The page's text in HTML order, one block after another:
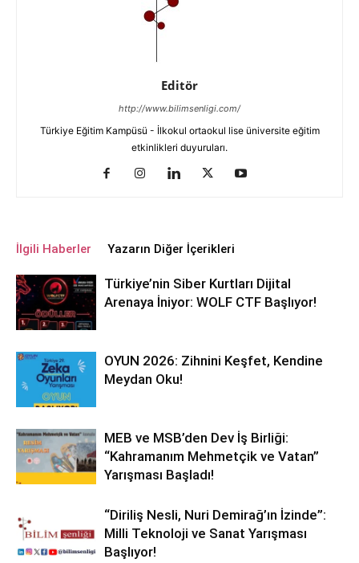
Editör
http://www.bilimsenligi.com/
Türkiye Eğitim Kampüsü - İlkokul ortaokul lise üniversite eğitim
etkinlikleri duyuruları.
İlgili Haberler Yazarın Diğer İçerikleri
Türkiye’nin Siber Kurtları Dijital
Arenaya İniyor: WOLF CTF Başlıyor!
OYUN 2026: Zihnini Keşfet, Kendine
Meydan Oku!
MEB ve MSB’den Dev İş Birliği:
“Kahramanım Mehmetçik ve Vatan”
Yarışması Başladı!
“Diriliş Nesli, Nuri Demirağ’ın İzinde”:
Milli Teknoloji ve Sanat Yarışması
Başlıyor!